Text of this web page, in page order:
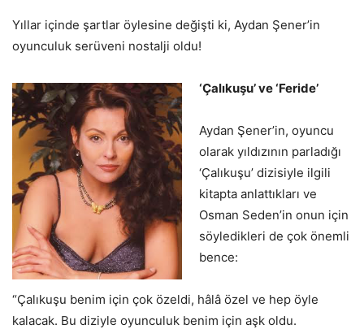
Yıllar içinde şartlar öylesine değişti ki, Aydan Şener’in
oyunculuk serüveni nostalji oldu!
‘Çalıkuşu’ ve ‘Feride’
Aydan Şener’in, oyuncu
olarak yıldızının parladığı
‘Çalıkuşu’ dizisiyle ilgili
kitapta anlattıkları ve
Osman Seden’in onun için
söyledikleri de çok önemli
bence:
“Çalıkuşu benim için çok özeldi, hâlâ özel ve hep öyle
kalacak. Bu diziyle oyunculuk benim için aşk oldu.